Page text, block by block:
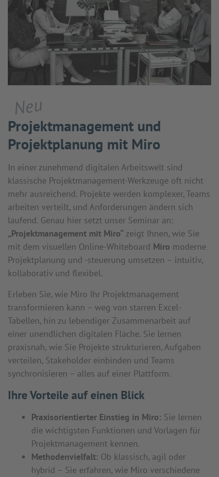
Neu
Projektmanagement und
Projektplanung mit Miro
In einer zunehmend digitalen Arbeitswelt sind
klassische Projektmanagement-Werkzeuge oft nicht
mehr ausreichend. Projekte werden komplexer, Teams
arbeiten verteilt, und Anforderungen ändern sich
laufend. Genau hier setzt unser Seminar an:
„Projektmanagement mit Miro“ zeigt Ihnen, wie Sie
mit dem visuellen Online-Whiteboard Miro moderne
Projektplanung und -steuerung umsetzen – intuitiv,
kollaborativ und flexibel.
Erleben Sie, wie Miro Ihr Projektmanagement
transformieren kann – weg von starren Excel-
Tabellen, hin zu lebendiger Zusammenarbeit auf
einer unendlichen digitalen Fläche. Sie lernen
praxisnah, wie Sie Projekte strukturieren, Aufgaben
verteilen, Stakeholder einbinden und Teams
synchronisieren – alles auf einer Plattform.
Ihre Vorteile auf einen Blick
Praxisorientierter Einstieg in Miro: Sie lernen
die wichtigsten Funktionen und Vorlagen für
Projektmanagement kennen.
Methodenvielfalt: Ob klassisch, agil oder
hybrid – Sie erfahren, wie Miro verschiedene